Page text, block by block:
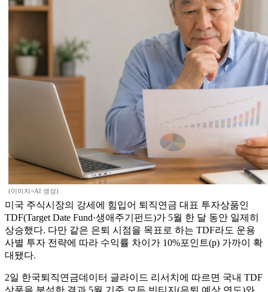
(이미지=AI 생성)
미국 주식시장의 강세에 힘입어 퇴직연금 대표 투자상품인
TDF(Target Date Fund·생애주기펀드)가 5월 한 달 동안 일제히
상승했다. 다만 같은 은퇴 시점을 목표로 하는 TDF라도 운용
사별 투자 전략에 따라 수익률 차이가 10%포인트(p) 가까이 확
대됐다.
2일 한국퇴직연금데이터 글라이드 리서치에 따르면 국내 TDF